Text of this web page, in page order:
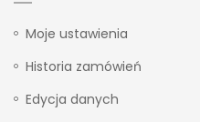
Moje ustawienia
Historia zamówień
Edycja danych